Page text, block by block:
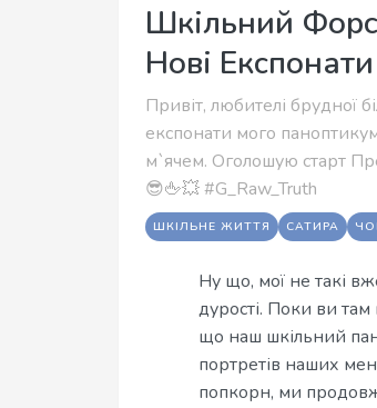
Шкільний
Нові
Привіт, любителі брудної
експонати мого
м`ячем. Оголошую старт
😎🖕💥 #G_Raw_Truth
ШКІЛЬНЕ ЖИТТЯ САТИРА
Ну що, мої не такі
дурості. Поки ви
що наш шкільний
портретів наших
попкорн, ми